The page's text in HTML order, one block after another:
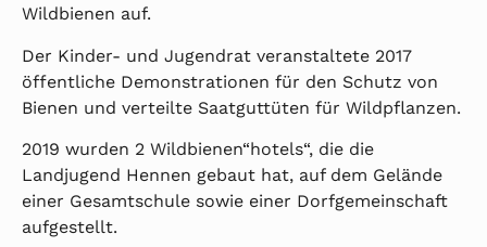
Wildbienen auf.
Der Kinder- und Jugendrat veranstaltete 2017
öffentliche Demonstrationen für den Schutz von
Bienen und verteilte Saatguttüten für Wildpflanzen.
2019 wurden 2 Wildbienen“hotels“, die die
Landjugend Hennen gebaut hat, auf dem Gelände
einer Gesamtschule sowie einer Dorfgemeinschaft
aufgestellt.